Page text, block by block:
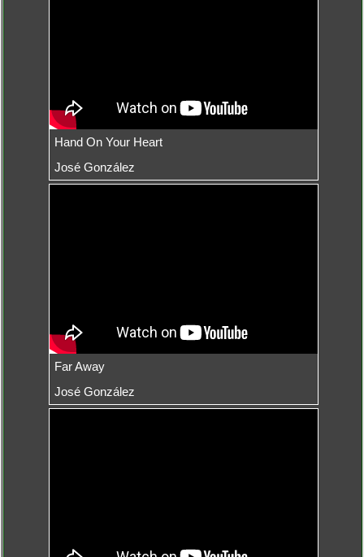
Hand On Your Heart
José González
Far Away
José González